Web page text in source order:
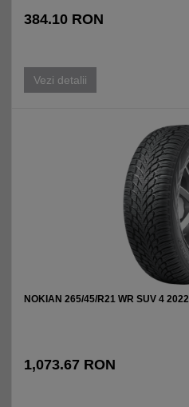
384.10 RON
Vezi detalii
NOKIAN 265/45/R21 WR SUV 4 2022
1,073.67 RON